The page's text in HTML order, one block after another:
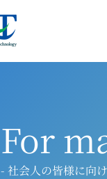
For
- 社会人の皆様に向